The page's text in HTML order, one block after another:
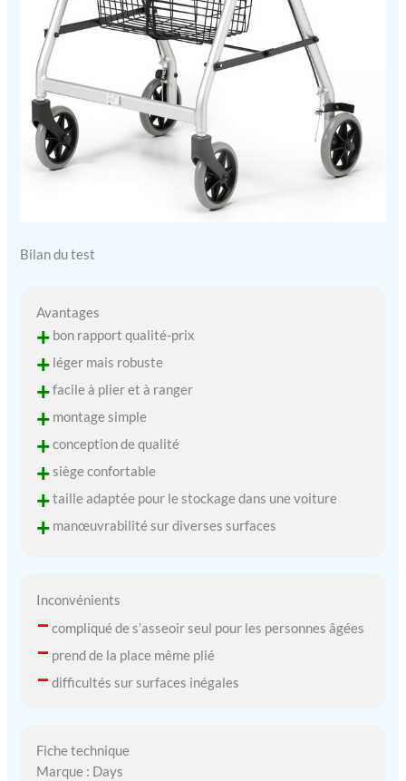
Bilan du test
Avantages
+ bon rapport qualité-prix
+ léger mais robuste
+facile à plier et à ranger
+ montage simple
+conception de qualité
+siège confortable
+taille adaptée pour le stockage dans une voiture
+ manœuvrabilité sur diverses surfaces
Inconvénients
– compliqué de s’asseoir seul pour les personnes âgées
– prend de la place même plié
– difficultés sur surfaces inégales
Fiche technique
Marque : Days